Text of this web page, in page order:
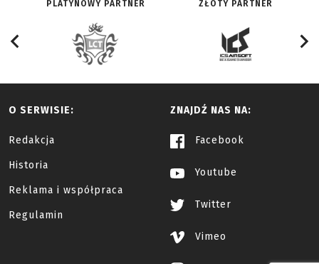
PLATYNOWY PARTNER ZŁOTY PARTNER
O SERWISIE:
Redakcja
Historia
Reklama i współpraca
Regulamin
ZNAJDŹ NAS NA:
Facebook
Youtube
Twitter
Vimeo